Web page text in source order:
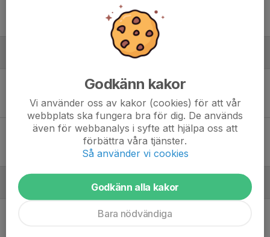
Ymorvallen A-plan
Lilla Beddinge BK - Svenstorps IF
3-2
Sön 14
Lilla Beddinge BK - Wollsjö AIF
Thurevallen A-plan
Augusti
Lilla Beddinge BK - Veberöds AIF F16
Godkänn kakor
Vi använder oss av kakor (cookies) för att vår
webbplats ska fungera bra för dig. De används
även för webbanalys i syfte att hjälpa oss att
förbättra våra tjänster.
Så använder vi cookies
Godkänn alla kakor
Bara nödvändiga